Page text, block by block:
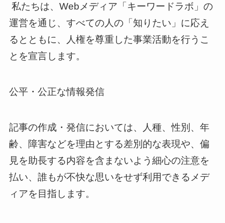
私たちは、Webメディア「キーワードラボ」の
運営を通じ、すべての人の「知りたい」に応え
るとともに、人権を尊重した事業活動を行うこ
とを宣言します。
公平・公正な情報発信
記事の作成・発信においては、人種、性別、年
齢、障害などを理由とする差別的な表現や、偏
見を助長する内容を含まないよう細心の注意を
払い、誰もが不快な思いをせず利用できるメデ
ィアを目指します。